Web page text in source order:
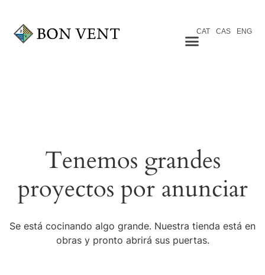
CAT CAS ENG
Tenemos grandes
proyectos por anunciar
Se está cocinando algo grande. Nuestra tienda está en
obras y pronto abrirá sus puertas.